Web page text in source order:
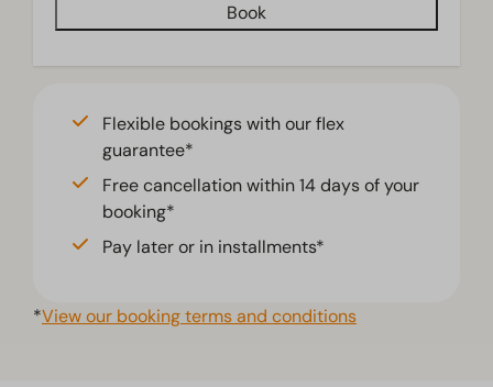
Book
Flexible bookings with our flex
guarantee*
Free cancellation within 14 days of your
booking*
Pay later or in installments*
*View our booking terms and conditions